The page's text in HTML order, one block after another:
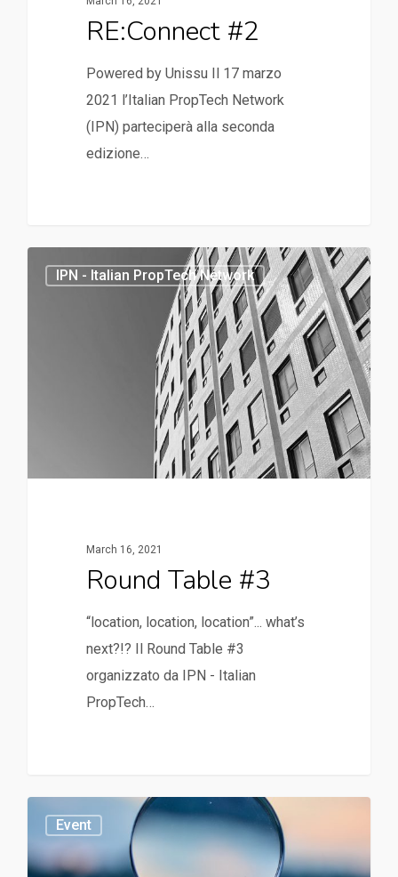
RE:Connect #2
Powered by Unissu Il 17 marzo
2021 l’Italian PropTech Network
(IPN) parteciperà alla seconda
edizione…
IPN - Italian PropTech Network
March 16, 2021
Round Table #3
“location, location, location”... what’s
next?!? Il Round Table #3
organizzato da IPN - Italian
PropTech…
Event